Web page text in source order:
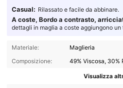
Casual: Rilassato e facile da abbinare.
A coste, Bordo a contrasto,
dettagli in maglia a coste aggiungono
Materiale:
Maglieria
Composizione:
49% Viscosa, 30%
Visualizza